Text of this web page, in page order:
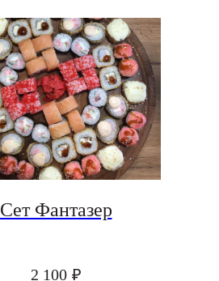
Сет Фантазер
2 100 ₽